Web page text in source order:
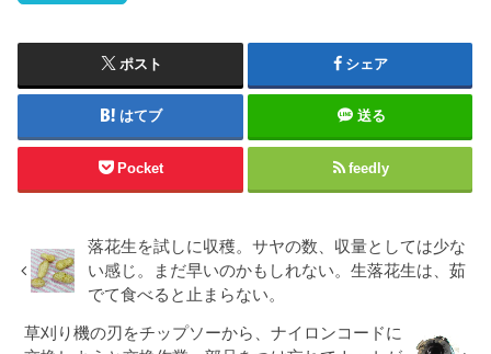
ポスト シェア
はてブ 送る
Pocket feedly
落花生を試しに収穫。サヤの数、収量としては少な
い感じ。まだ早いのかもしれない。生落花生は、茹
でて食べると止まらない。
草刈り機の刃をチップソーから、ナイロンコードに